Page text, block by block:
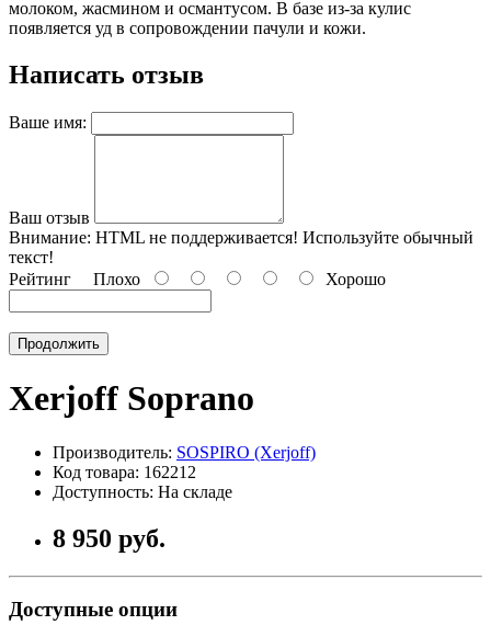
молоком, жасмином и османтусом. В базе из-за кулис
появляется уд в сопровождении пачули и кожи.
Написать отзыв
Ваше имя:
Ваш отзыв
Внимание: HTML не поддерживается! Используйте обычный
текст!
Рейтинг Плохо Хорошо
Продолжить
Xerjoff Soprano
Производитель: SOSPIRO (Xerjoff)
Код товара: 162212
Доступность: На складе
8 950 руб.
Доступные опции